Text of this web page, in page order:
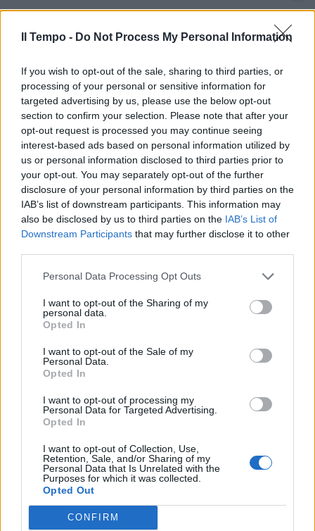
Il Tempo - Do Not Process My Personal Information
If you wish to opt-out of the sale, sharing to third parties, or
processing of your personal or sensitive information for
targeted advertising by us, please use the below opt-out
section to confirm your selection. Please note that after your
opt-out request is processed you may continue seeing
interest-based ads based on personal information utilized by
us or personal information disclosed to third parties prior to
your opt-out. You may separately opt-out of the further
disclosure of your personal information by third parties on the
IAB’s list of downstream participants. This information may
also be disclosed by us to third parties on the IAB’s List of
Downstream Participants that may further disclose it to other
Personal Data Processing Opt Outs
I want to opt-out of the Sharing of my
personal data.
Opted In
I want to opt-out of the Sale of my
Personal Data.
Opted In
I want to opt-out of processing my
Personal Data for Targeted Advertising.
Opted In
I want to opt-out of Collection, Use,
Retention, Sale, and/or Sharing of my
Personal Data that Is Unrelated with the
Purposes for which it was collected.
Opted Out
CONFIRM
Ancora guai per Conte. L'altolà
di Appendino che flirta con
Dibba: o io o Renzi
5 STELLE
Ancora guai per Conte. L'altolà
di Appendino che flirta con
Dibba: o io o Renzi
18/07/2026
DDL SICUREZZA
"Mi aggredisci? Mi difendo".
Meloni: nessun risarcimento a
GIOIELLIERE
Nordio per la grazia a Roggero va
al Colle, la sinistra impazzisce.
Non si può chiedere clemenza?
17/07/2026
Cara Procura, ti scrivo. ecco la
lettera di Arcuri al procuratore
Prestipino
17/07/2026